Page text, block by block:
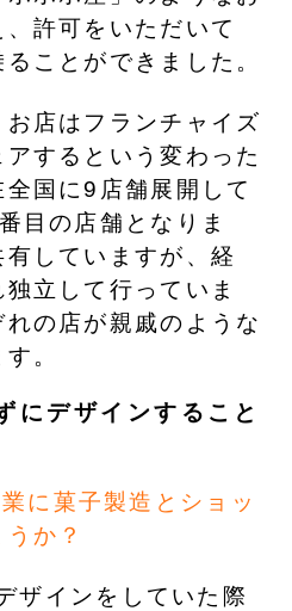
許可をいただいて
ことができました。
お店はフランチャイズ
するという変わった
国に9店舗展開して
目の店舗となりま
していますが、経
立して行っていま
の店が親戚のような
。
にデザインすること
に菓子製造とショッ
か？
ザインをしていた際